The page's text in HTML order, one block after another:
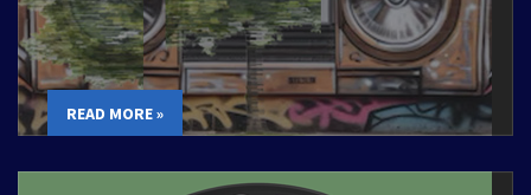
READ MORE »